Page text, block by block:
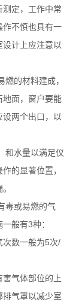
定，工作中常
作不慎也具有一
计上应注意以
燃的材料建成，
地面，窗户要能
两个出口，以
和水量以满足仪
的显著位置，
毒或易燃的气
般有3种：
数一般为5次/
气体部位的上
气罩以减少室